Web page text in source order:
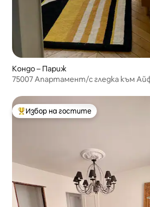
Кондо – Париж
75007 Апартамент/с гледка към
Най-популярен избор на гостите
Избор на гостите